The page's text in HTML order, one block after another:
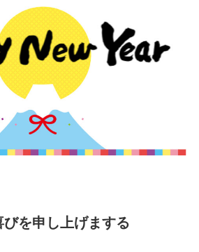
を申し上げまする